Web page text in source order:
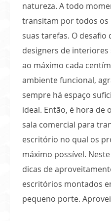
natureza. A todo
transitam por todos os
suas tarefas. O
designers de
ao máximo cada
ambiente funcional,
sempre há espaço
ideal. Então, é hora de
sala comercial para
escritório no qual os
máximo possível.
dicas de
escritórios montados
pequeno porte.